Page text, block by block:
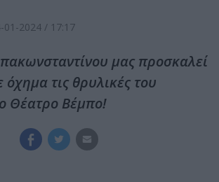
01-2024 / 17:17
μας προσκαλεί
όχημα τις θρυλικές του
Θέατρο Βέμπο!